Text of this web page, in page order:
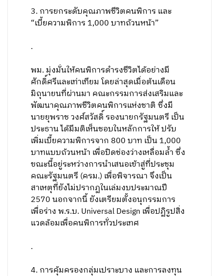
3. การยกระดับคุณภาพชีวิตคนพิการ และ
“เบี้ยความพิการ 1,000 บาทถ้วนหน้า”
.
พม. มุ่งมั่นให้คนพิการดำรงชีวิตได้อย่างมี
ศักดิ์ศรีและเท่าเทียม โดยล่าสุดเมื่อต้นเดือน
มิถุนายนที่ผ่านมา คณะกรรมการส่งเสริมและ
พัฒนาคุณภาพชีวิตคนพิการแห่งชาติ ซึ่งมี
นายยุพราช วงศ์สวัสดิ์ รองนายกรัฐมนตรี เป็น
ประธาน ได้มีมติเห็นชอบในหลักการให้ ปรับ
เพิ่มเบี้ยความพิการจาก 800 บาท เป็น 1,000
บาทแบบถ้วนหน้า เพื่อปิดช่องว่างเหลื่อมล้ำ ซึ่ง
ขณะนี้อยู่ระหว่างการนำเสนอเข้าสู่ที่ประชุม
คณะรัฐมนตรี (ครม.) เพื่อพิจารณา จึงเป็น
สาเหตุที่ยังไม่ปรากฏในเล่มงบประมาณปี
2570 นอกจากนี้ ยังเตรียมตั้งอนุกรรมการ
เพื่อร่าง พ.ร.บ. Universal Design เพื่อปฏิรูปสิ่ง
แวดล้อมเพื่อคนพิการทั่วประเทศ
.
4. การคุ้มครองกลุ่มเปราะบาง และการลงทุน